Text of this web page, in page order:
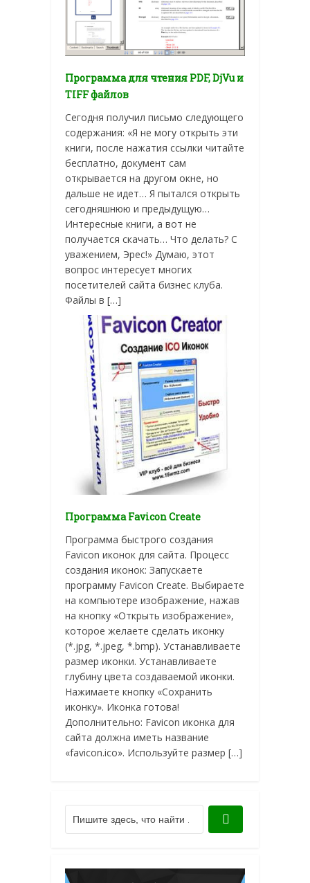
Программа для чтения PDF, DjVu и
TIFF файлов
Сегодня получил письмо следующего
содержания: «Я не могу открыть эти
книги, после нажатия ссылки читайте
бесплатно, документ сам
открывается на другом окне, но
дальше не идет… Я пытался открыть
сегодняшнюю и предыдущую…
Интересные книги, а вот не
получается скачать… Что делать? С
уважением, Эрес!» Думаю, этот
вопрос интересует многих
посетителей сайта бизнес клуба.
Файлы в […]
Программа Favicon Create
Программа быстрого создания
Favicon иконок для сайта. Процесс
создания иконок: Запускаете
программу Favicon Create. Выбираете
на компьютере изображение, нажав
на кнопку «Открыть изображение»,
которое желаете сделать иконку
(*.jpg, *.jpeg, *.bmp). Устанавливаете
размер иконки. Устанавливаете
глубину цвета создаваемой иконки.
Нажимаете кнопку «Сохранить
иконку». Иконка готова!
Дополнительно: Favicon иконка для
сайта должна иметь название
«favicon.ico». Используйте размер […]